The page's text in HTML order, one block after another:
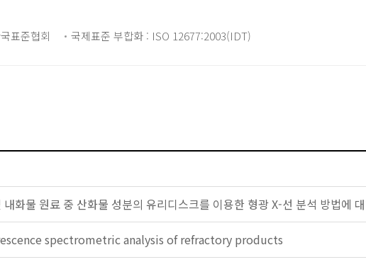
표준협회 국제표준 부합화 : ISO 12677:2003(IDT)
화물 원료 중 산화물 성분의 유리디스크를 이용한 형광 X-선 분석 방법에
spectrometric analysis of refractory products